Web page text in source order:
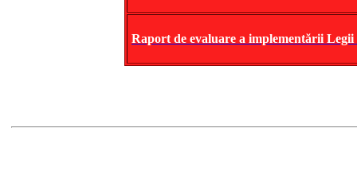
Raport de evaluare a implementării Legii